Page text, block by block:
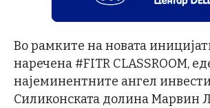
Во рамките на новата
наречена #FITR CLASSROOM,
најеминентните ангел
Силиконската долина Марвин